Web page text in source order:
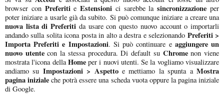
browser con Preferitie Estensioni ci sarebbe lasincronizzazioneper
poter iniziare a usarle già da subito. Si può comunque iniziare a creare una
nuova lista di Preferiti da usare con questo nuovo account o importarli
andando sulla solita icona posta in alto a destra e selezionando Preferiti >
Importa Preferiti e Impostazioni. Si può continuare e aggiungere un
nuovo utentecon la stessa procedura. Di default su Chromenon viene
mostrata l'icona dellaHomeper i nuovi utenti. Se la vogliamo visualizzare
andiamo su Impostazioni > Aspettoe mettiamo la spunta aMostra
pagina iniziale che potrà essere una scheda vuota oppure la pagina iniziale
di Google.